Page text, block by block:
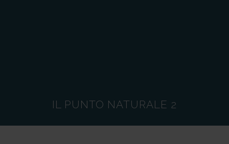
IL PUNTO NATURALE 2